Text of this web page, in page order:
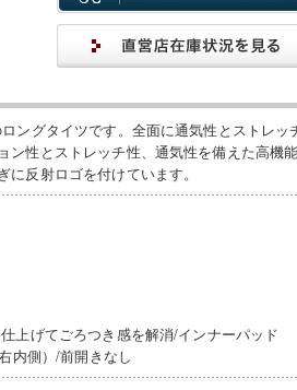
ングタイツです。全面に通気性とストレッ
ン性とストレッチ性、通気性を備えた高機能
反射ロゴを付けています。
上げてごろつき感を解消/インナーパッド
内側）/前開きなし